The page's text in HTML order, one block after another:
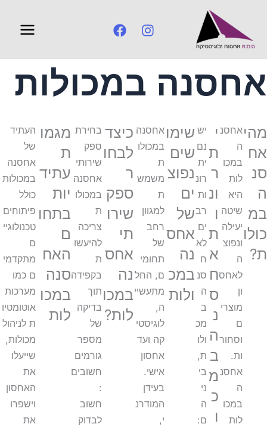
אחסנה במכולות
מהי
אח
סנ
ה
במ
כולו
ת?
אחסנ
ה
במכו
לות
היא
שיטה
יעילה
ונפוצ
ה
לאחס
ון
מוצרי
ם
וסחור
ות.
אחסנ
ה
במכו
לות
י
ת
ר
ונ
ו
ת
א
ח
ס
נ
ה
ב
מ
כ
ו
יש
נם
ית
רונ
ות
רב
ים
לא
ח
סנ
ה
ב
מכ
ולו
ת,
בי
ני
ה
ם:
שימו
שים
נפוצ
ים
של
אחס
נה
במכ
ולות
אחסנה
במכולו
ת
משמש
ת
למגוון
רחב
של
תחומי
ם, החל
מתעשיי
ה,
לוגיסטי
קה ועד
אחסון
אישי.
בעידן
המודרנ
י,
כיצד
לבחו
ר
ספק
שירו
תי
אחס
נה
במכו
לות?
בחירת
ספק
שירותי
אחסנה
במכולו
ת
צריכה
להיעשו
ת
בקפידה
תוך
בדיקה
של
מספר
גורמים
חשובים
:
חשוב
לבדוק
מגמו
ת
עתיד
יות
בתחו
ם
האח
סנה
במכו
לות
העתיד
של
אחסנה
במכולות
כולל
פיתוחים
טכנולוגיי
ם
מתקדמי
ם כמו
מערכות
אוטומטיו
ת לניהול
מכולות,
שייעלו
את
האחסון
וישפרו
את